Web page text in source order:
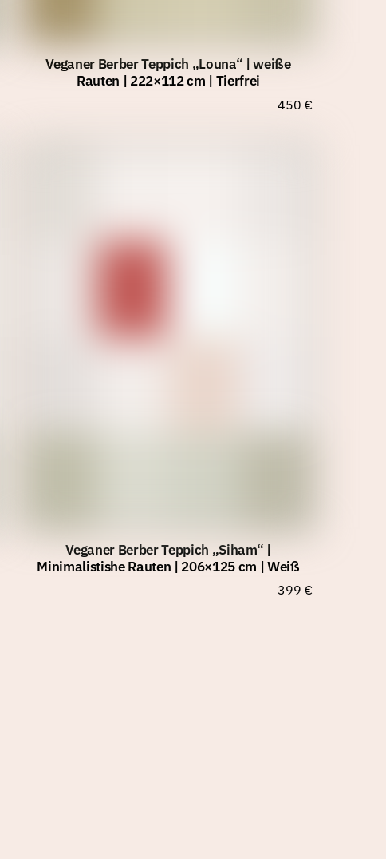
Veganer Berber Teppich „Louna“ | weiße
Rauten | 222×112 cm | Tierfrei
450 €
Veganer Berber Teppich „Siham“ |
Minimalistishe Rauten | 206×125 cm | Weiß
399 €